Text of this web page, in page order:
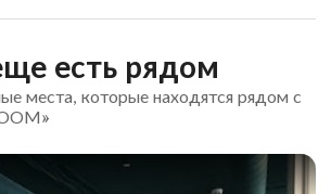
есть рядом
места, которые находятся рядом с